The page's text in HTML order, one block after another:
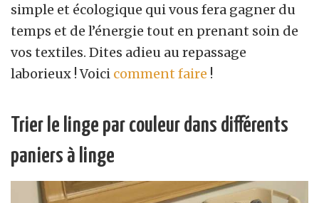
simple et écologique qui vous fera gagner du
temps et de l’énergie tout en prenant soin de
vos textiles. Dites adieu au repassage
laborieux ! Voici comment faire !
Trier le linge par couleur dans différents
paniers à linge